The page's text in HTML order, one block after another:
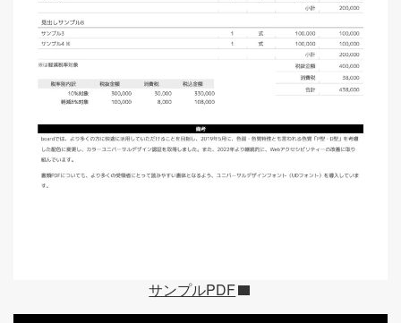
サンプルPDF